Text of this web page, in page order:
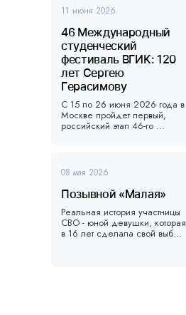
11 июня 2026
46 Международный
студенческий
фестиваль ВГИК: 120
лет Сергею
Герасимову
С 15 по 26 июня 2026 года в
Москве пройдет первый,
российский этап 46-го ...
08 мая 2026
Позывной «Малая»
Реальная история участницы
СВО - юной девушки, которая
в 16 лет сделала свой выб...